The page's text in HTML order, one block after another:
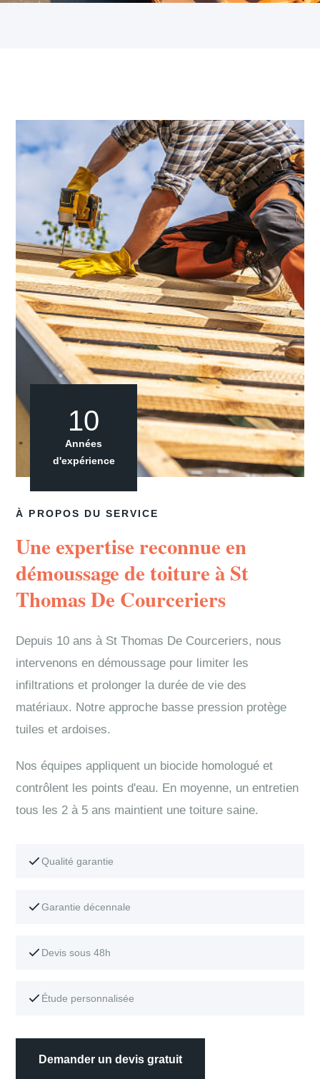
À PROPOS DU SERVICE
Une expertise reconnue en
démoussage de toiture à St
Thomas De Courceriers
Depuis 10 ans à St Thomas De Courceriers, nous
intervenons en démoussage pour limiter les
infiltrations et prolonger la durée de vie des
matériaux. Notre approche basse pression protège
tuiles et ardoises.
Nos équipes appliquent un biocide homologué et
contrôlent les points d'eau. En moyenne, un entretien
tous les 2 à 5 ans maintient une toiture saine.
Qualité garantie
Garantie décennale
Devis sous 48h
Étude personnalisée
Demander un devis gratuit
10
Années
d'expérience